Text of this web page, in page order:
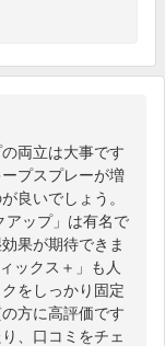
両立は大事です
プスプレーが増
良いでしょう。
アップ」は有名で
果が期待できま
ックス＋」も人
をしっかり固定
方に高評価です
、口コミをチェ